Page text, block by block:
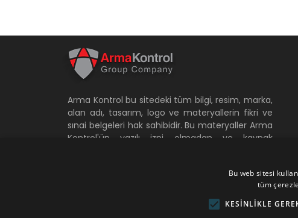
Arma Kontrol bu sitedeki tüm bilgi, resim, marka,
alan adı, tasarım, logo ve materyallerin fikri ve
sınai belgeleri hak sahibidir. Bu materyaller Arma
Kontrol'ün yazılı izni olmadan ve kaynak
ve cezai sorumluluk doğar. Arma Kontrol'ün bu
özellikleri belirtilmeyen diğer tüm hakları saklıdır.
Bu web sitesi
tüm
KESINLIKLE